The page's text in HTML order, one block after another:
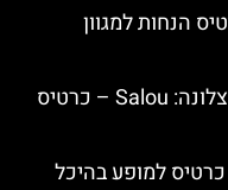
הנחות למגוון
פארק המים PortAventura בברצלונה: Salou – כרטיס
למופע בהיכל